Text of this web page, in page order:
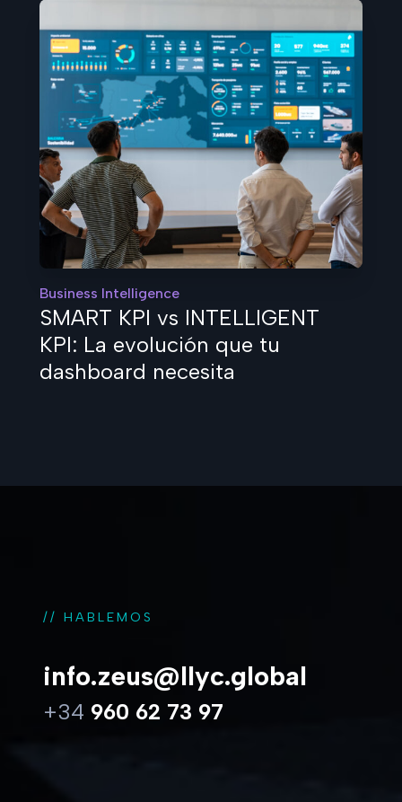
Business Intelligence
SMART KPI vs INTELLIGENT
KPI: La evolución que tu
dashboard necesita
// HABLEMOS
info.zeus@llyc.global
+34 960 62 73 97